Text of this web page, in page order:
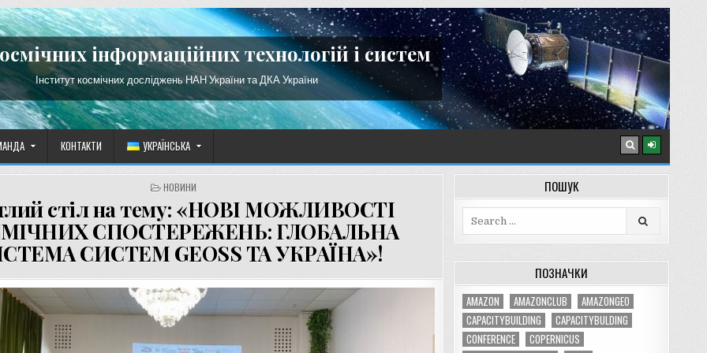
інформаційних технологій і систем
Інститут космічних досліджень НАН України та ДКА України
КОНТАКТИ УКРАЇНСЬКА
POSTED
НОВИНИ
стіл на тему: «НОВІ МОЖЛИВОСТІ
СПОСТЕРЕЖЕНЬ: ГЛОБАЛЬНА
СИСТЕМ GEOSS ТА УКРАЇНА»!
ПОШУК
ПОЗНАЧКИ
AMAZON AMAZONCLUB
AMAZONGEO
CAPACITYBUILDING
CAPACITYBULDING
CONFERENCE
COPERNICUS